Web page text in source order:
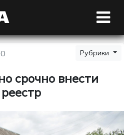
Рубрики
срочно внести